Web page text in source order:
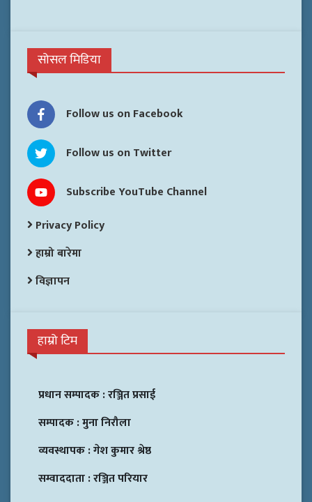
सोसल मिडिया
Follow us on Facebook
Follow us on Twitter
Subscribe YouTube Channel
Privacy Policy
हाम्रो बारेमा
विज्ञापन
हाम्रो टिम
प्रधान सम्पादक :रञ्जित प्रसाई
सम्पादक :मुना निरौला
व्यवस्थापक :गेश कुमार श्रेष्ठ
सम्वाददाता :रञ्जित परियार